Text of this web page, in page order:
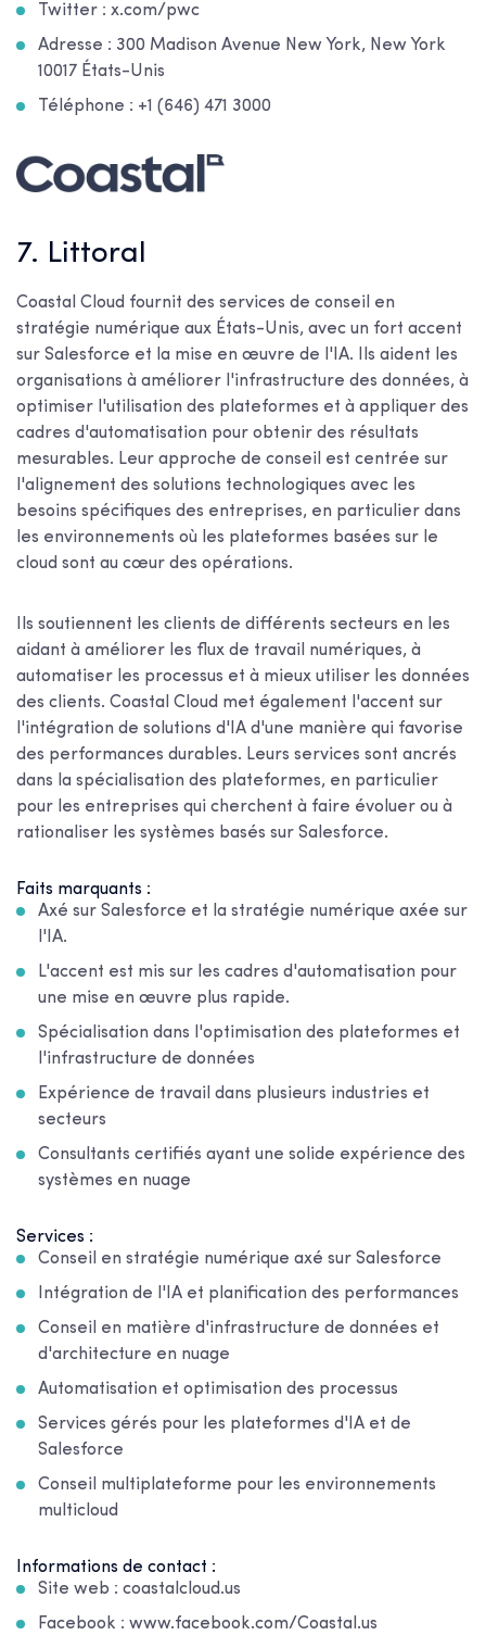
Twitter : x.com/pwc
Adresse : 300 Madison Avenue New York, New York
10017 États-Unis
Téléphone : +1 (646) 471 3000
7. Littoral
Coastal Cloud fournit des services de conseil en
stratégie numérique aux États-Unis, avec un fort accent
sur Salesforce et la mise en œuvre de l'IA. Ils aident les
organisations à améliorer l'infrastructure des données, à
optimiser l'utilisation des plateformes et à appliquer des
cadres d'automatisation pour obtenir des résultats
mesurables. Leur approche de conseil est centrée sur
l'alignement des solutions technologiques avec les
besoins spécifiques des entreprises, en particulier dans
les environnements où les plateformes basées sur le
cloud sont au cœur des opérations.
Ils soutiennent les clients de différents secteurs en les
aidant à améliorer les flux de travail numériques, à
automatiser les processus et à mieux utiliser les données
des clients. Coastal Cloud met également l'accent sur
l'intégration de solutions d'IA d'une manière qui favorise
des performances durables. Leurs services sont ancrés
dans la spécialisation des plateformes, en particulier
pour les entreprises qui cherchent à faire évoluer ou à
rationaliser les systèmes basés sur Salesforce.
Faits marquants :
Axé sur Salesforce et la stratégie numérique axée sur
l'IA.
L'accent est mis sur les cadres d'automatisation pour
une mise en œuvre plus rapide.
Spécialisation dans l'optimisation des plateformes et
l'infrastructure de données
Expérience de travail dans plusieurs industries et
secteurs
Consultants certifiés ayant une solide expérience des
systèmes en nuage
Services :
Conseil en stratégie numérique axé sur Salesforce
Intégration de l'IA et planification des performances
Conseil en matière d'infrastructure de données et
d'architecture en nuage
Automatisation et optimisation des processus
Services gérés pour les plateformes d'IA et de
Salesforce
Conseil multiplateforme pour les environnements
multicloud
Informations de contact :
Site web : coastalcloud.us
Facebook : www.facebook.com/Coastal.us